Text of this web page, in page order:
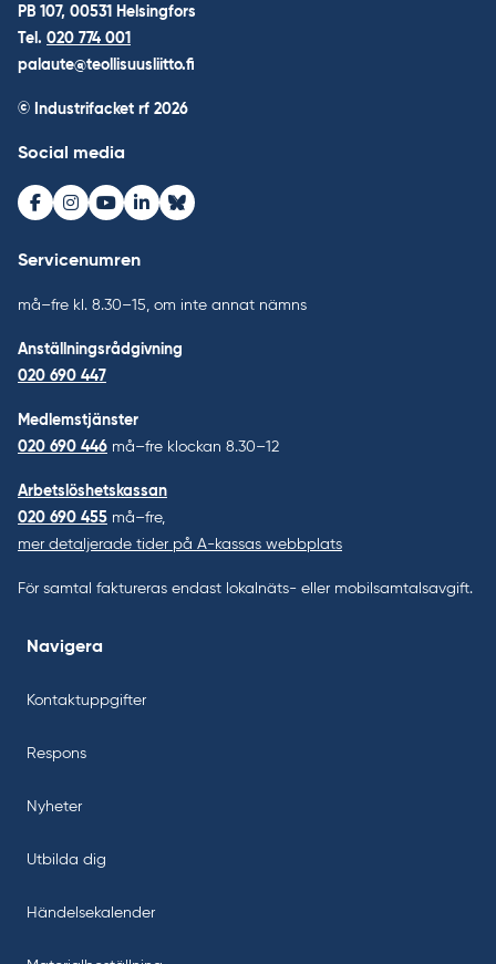
PB 107, 00531 Helsingfors
Tel. 020 774 001
palaute@teollisuusliitto.fi
© Industrifacket rf 2026
Social media
Facebook
Instagram
Youtube
LinkedInBluesky
Servicenumren
må–fre kl. 8.30–15, om inte annat nämns
Anställningsrådgivning
020 690 447
Medlemstjänster
020 690 446 må–fre klockan 8.30–12
Arbetslöshetskassan
020 690 455 må–fre,
mer detaljerade tider på A-kassas webbplats
För samtal faktureras endast lokalnäts- eller mobilsamtalsavgift.
Navigera
Kontaktuppgifter
Respons
Nyheter
Utbilda dig
Händelsekalender